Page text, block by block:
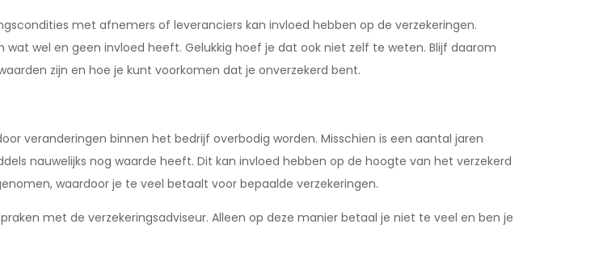
met afnemers of leveranciers kan invloed hebben op de verzekeringen.
wel en geen invloed heeft. Gelukkig hoef je dat ook niet zelf te weten. Blijf daarom
zijn en hoe je kunt voorkomen dat je onverzekerd bent.
veranderingen binnen het bedrijf overbodig worden. Misschien is een aantal jaren
nauwelijks nog waarde heeft. Dit kan invloed hebben op de hoogte van het verzekerd
waardoor je te veel betaalt voor bepaalde verzekeringen.
met de verzekeringsadviseur. Alleen op deze manier betaal je niet te veel en ben je